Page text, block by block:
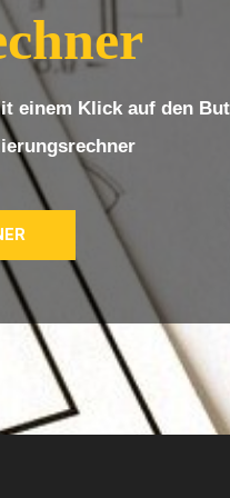
einem Klick auf den